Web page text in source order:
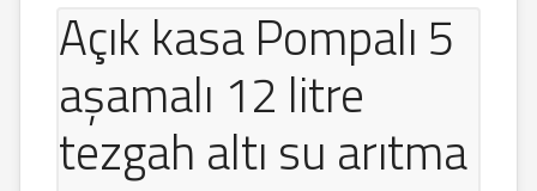
Açık kasa Pompalı 5
aşamalı 12 litre
tezgah altı su arıtma